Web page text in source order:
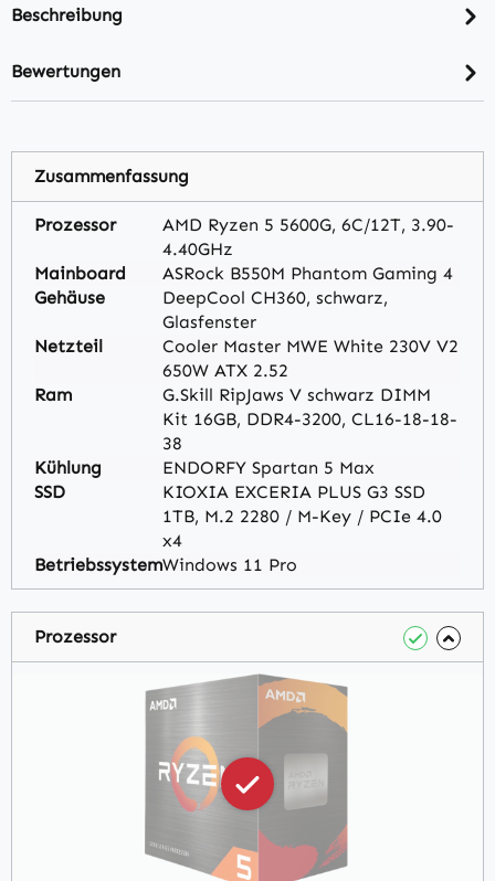
Beschreibung
Bewertungen
Zusammenfassung
Prozessor
AMD Ryzen 5 5600G, 6C/12T, 3.90-
4.40GHz
Mainboard
ASRock B550M Phantom Gaming 4
Gehäuse
DeepCool CH360, schwarz,
Glasfenster
Netzteil
Cooler Master MWE White 230V V2
650W ATX 2.52
Ram
G.Skill RipJaws V schwarz DIMM
Kit 16GB, DDR4-3200, CL16-18-18-
38
Kühlung
ENDORFY Spartan 5 Max
SSD
KIOXIA EXCERIA PLUS G3 SSD
1TB, M.2 2280 / M-Key / PCIe 4.0
x4
BetriebssystemWindows 11 Pro
Prozessor